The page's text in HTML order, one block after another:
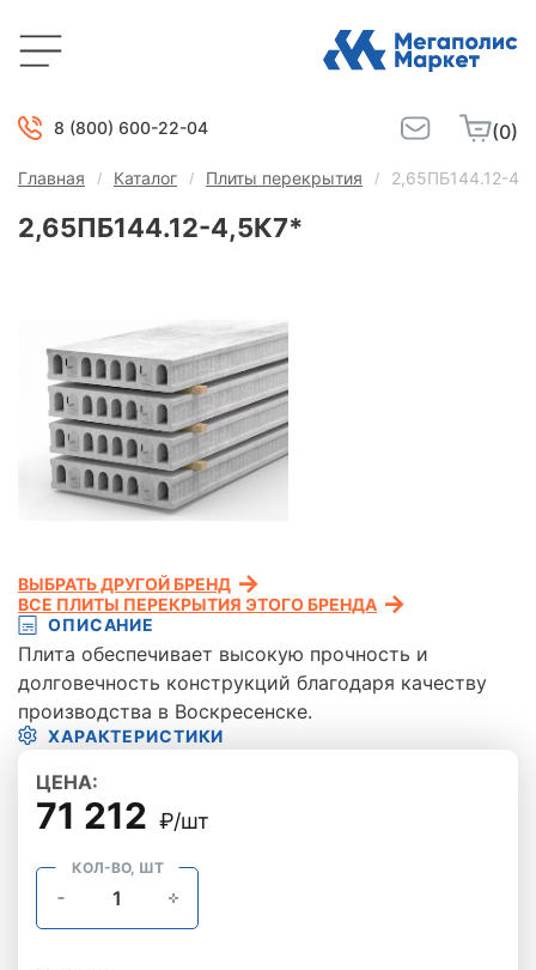
8 (800) 600-22-04 (0)
Главная Каталог Плиты перекрытия 2,65ПБ144.12-
2,65ПБ144.12-4,5К7*
ОПИСАНИЕ
Плита обеспечивает высокую прочность и
долговечность конструкций благодаря качеству
производства в Воскресенске.
ХАРАКТЕРИСТИКИ
ВЫБРАТЬ ДРУГОЙ БРЕНД
ВСЕ ПЛИТЫ ПЕРЕКРЫТИЯ ЭТОГО БРЕНДА
ЦЕНА:
71 212 ₽/шт
КОЛ-ВО, ШТ